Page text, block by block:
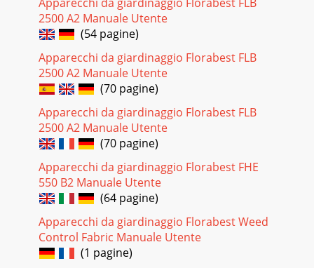
2500 A2 Manuale Utente
(54 pagine)
Apparecchi da giardinaggio Florabest FLB
2500 A2 Manuale Utente
(70 pagine)
Apparecchi da giardinaggio Florabest FLB
2500 A2 Manuale Utente
(70 pagine)
Apparecchi da giardinaggio Florabest FHE
550 B2 Manuale Utente
(64 pagine)
Apparecchi da giardinaggio Florabest Weed
Control Fabric Manuale Utente
(1 pagine)